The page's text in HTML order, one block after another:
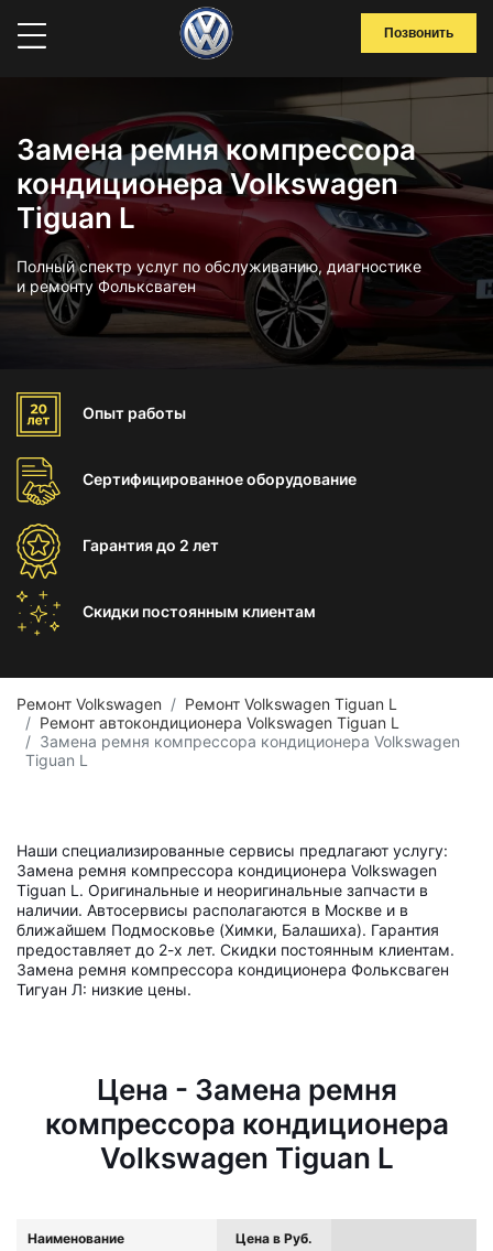
Позвонить
Замена ремня компрессора
кондиционера Volkswagen
Tiguan L
Полный спектр услуг по обслуживанию, диагностике
и ремонту Фольксваген
Опыт работы
Сертифицированноеоборудование
Гарантиядо 2 лет
Скидки постоянным клиентам
Ремонт Volkswagen
Ремонт Volkswagen Tiguan L
Ремонт автокондиционера Volkswagen Tiguan L
Замена ремня компрессора кондиционера Volkswagen
Tiguan L
Наши специализированные сервисы предлагают услугу:
Замена ремня компрессора кондиционера Volkswagen
Tiguan L. Оригинальные и неоригинальные запчасти в
наличии. Автосервисы располагаются в Москве и в
ближайшем Подмосковье (Химки, Балашиха). Гарантия
предоставляет до 2-х лет. Скидки постоянным клиентам.
Замена ремня компрессора кондиционера Фольксваген
Тигуан Л: низкие цены.
Цена - Замена ремня
компрессора кондиционера
Volkswagen Tiguan L
Наименование Цена в Руб.